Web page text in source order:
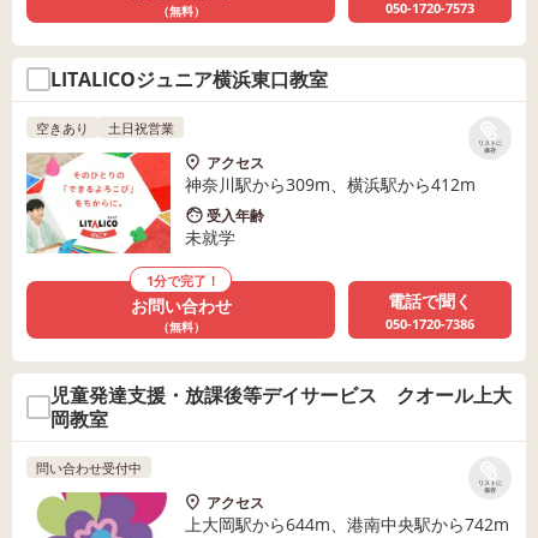
（無料） 050-1720-7573
LITALICOジュニア横浜東口教室
リストに
保存
空きあり 土日祝営業
アクセス
神奈川駅から309m、横浜駅から412m
受入年齢
未就学
1分で完了！
お問い合わせ
（無料）
電話で聞く
050-1720-7386
児童発達支援・放課後等デイサービス クオール上大
岡教室
リストに
保存
問い合わせ受付中
アクセス
上大岡駅から644m、港南中央駅から742m